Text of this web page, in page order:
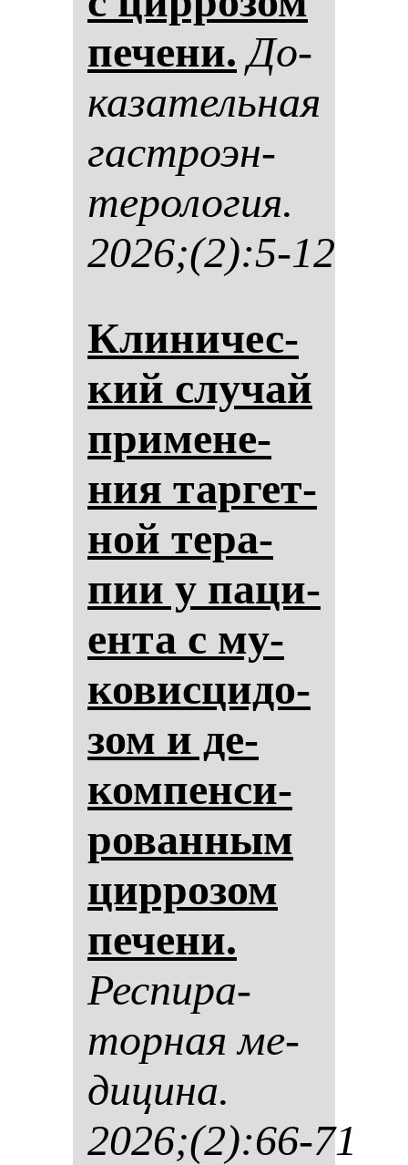
пе­че­ни. До­
ка­за­тель­ная
гас­тро­эн­
те­ро­ло­гия.
2026;(2):5-12
Кли­ни­чес­
кий слу­чай
при­ме­не­
ния тар­гет­
ной те­ра­
пии у па­ци­
ен­та с му­
ко­вис­ци­до­
зом и де­
ком­пен­си­
ро­ван­ным
цир­ро­зом
пе­че­ни.
Рес­пи­ра­
тор­ная ме­
ди­ци­на.
2026;(2):66-71